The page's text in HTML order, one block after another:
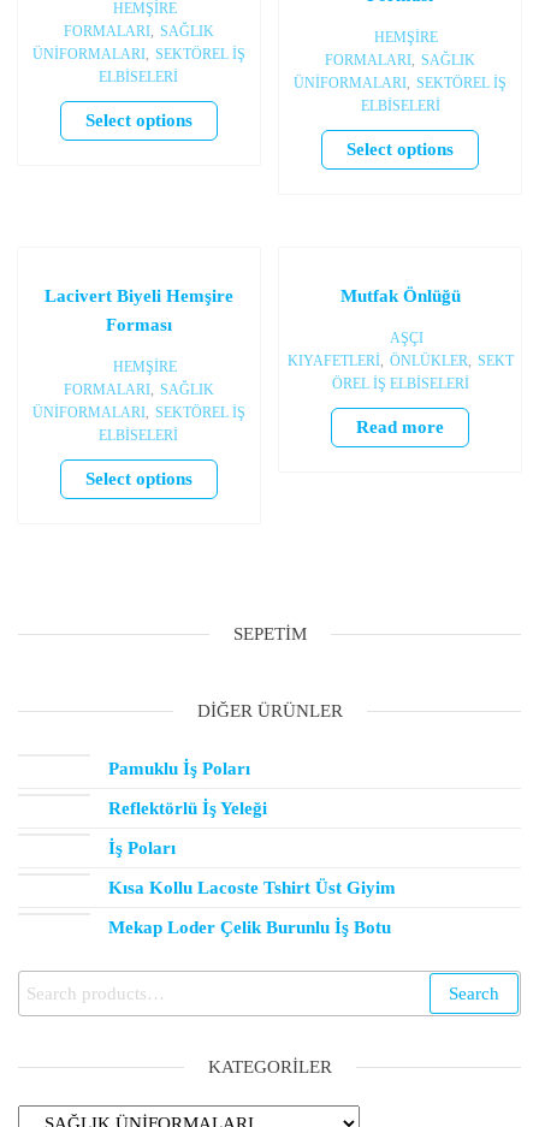
HEMŞİRE
FORMALARI, SAĞLIK
ÜNİFORMALARI, SEKTÖREL İŞ
ELBİSELERİ
Select options
HEMŞİRE
FORMALARI, SAĞLIK
ÜNİFORMALARI, SEKTÖREL İŞ
ELBİSELERİ
Select options
Lacivert Biyeli Hemşire
Forması
HEMŞİRE
FORMALARI, SAĞLIK
ÜNİFORMALARI, SEKTÖREL İŞ
ELBİSELERİ
Select options
Mutfak Önlüğü
AŞÇI
KIYAFETLERİ, ÖNLÜKLER, SEKT
ÖREL İŞ ELBİSELERİ
Read more
SEPETIM
DIĞER ÜRÜNLER
Pamuklu İş Poları
Reflektörlü İş Yeleği
İş Poları
Kısa Kollu Lacoste Tshirt Üst Giyim
Mekap Loder Çelik Burunlu İş Botu
Search
KATEGORILER